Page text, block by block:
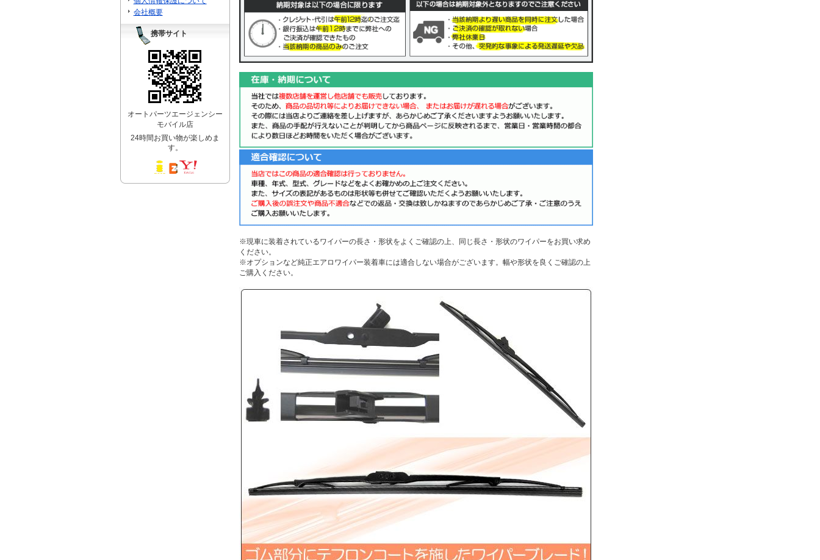
会社概要
携帯サイト
オートパーツエージェンシー
モバイル店
24時間お買い物が楽しめま
す。
※現車に装着されているワイパーの長さ・形状をよくご確認の上、同じ長さ・形状のワイパーをお買い求め
ください。
※オプションなど純正エアロワイパー装着車には適合しない場合がございます。幅や形状を良くご確認の上
ご購入ください。